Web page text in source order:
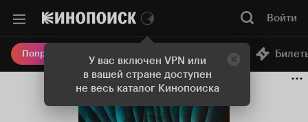
У вас включен VPN или
в вашей стране доступен
не весь каталог Кинопоиска
Войти
Попробовать Плюс Онлайн-кинотеатр